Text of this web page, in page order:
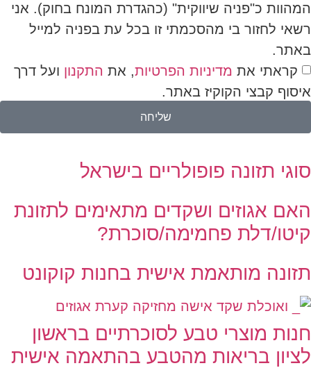
המהוות כ"פניה שיווקית" (כהגדרת המונח בחוק). אני
רשאי לחזור בי מהסכמתי זו בכל עת בפניה למייל
באתר.
קראתי את מדיניות הפרטיות, את התקנון ועל דרך
איסוף קבצי הקוקיז באתר.
שליחה
סוגי תזונה פופולריים בישראל
האם אגוזים ושקדים מתאימים לתזונת
קיטו/דלת פחמימה/סוכרת?
תזונה מותאמת אישית בחנות קוקונט
חנות מוצרי טבע לסוכרתיים בראשון
לציון בריאות מהטבע בהתאמה אישית